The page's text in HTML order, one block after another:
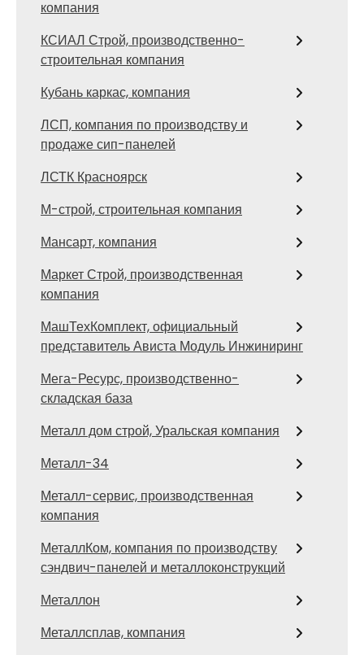
компания
КСИАЛ Строй, производственно-
строительная компания
Кубань каркас, компания
ЛСП, компания по производству и
продаже сип-панелей
ЛСТК Красноярск
М-строй, строительная компания
Мансарт, компания
Маркет Строй, производственная
компания
МашТехКомплект, официальный
представитель Ависта Модуль Инжиниринг
Мега-Ресурс, производственно-
складская база
Металл дом строй, Уральская компания
Металл-34
Металл-сервис, производственная
компания
МеталлКом, компания по производству
сэндвич-панелей и металлоконструкций
Металлон
Металлсплав, компания